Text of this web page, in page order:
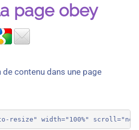
page obey
contenu dans une page